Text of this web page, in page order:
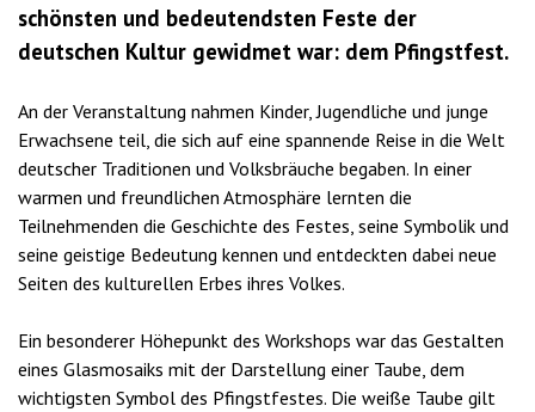
schönsten und bedeutendsten Feste der
deutschen Kultur gewidmet war: dem Pfingstfest.
An der Veranstaltung nahmen Kinder, Jugendliche und junge
Erwachsene teil, die sich auf eine spannende Reise in die Welt
deutscher Traditionen und Volksbräuche begaben. In einer
warmen und freundlichen Atmosphäre lernten die
Teilnehmenden die Geschichte des Festes, seine Symbolik und
seine geistige Bedeutung kennen und entdeckten dabei neue
Seiten des kulturellen Erbes ihres Volkes.
Ein besonderer Höhepunkt des Workshops war das Gestalten
eines Glasmosaiks mit der Darstellung einer Taube, dem
wichtigsten Symbol des Pfingstfestes. Die weiße Taube gilt